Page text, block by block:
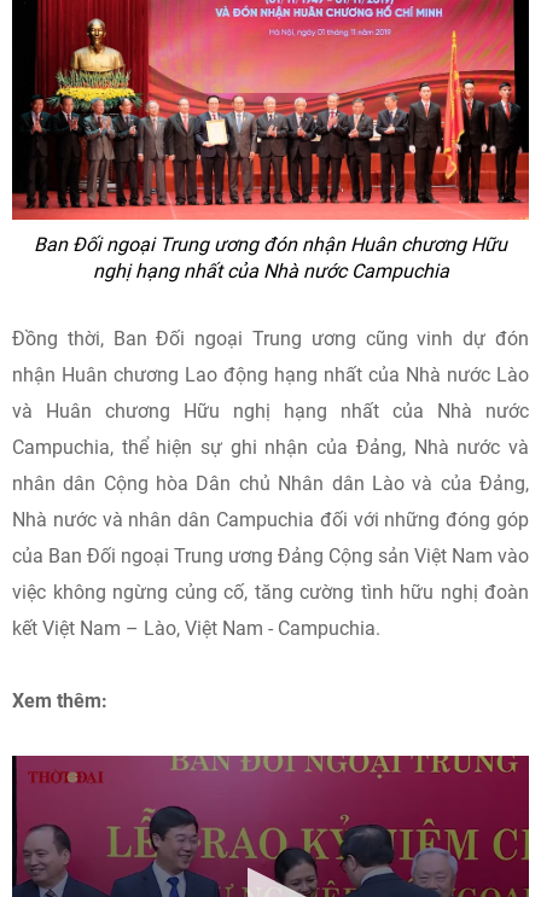
Ban Đối ngoại Trung ương đón nhận Huân chương Hữu
nghị hạng nhất của Nhà nước Campuchia
Đồng thời, Ban Đối ngoại Trung ương cũng vinh dự đón
nhận Huân chương Lao động hạng nhất của Nhà nước Lào
và Huân chương Hữu nghị hạng nhất của Nhà nước
Campuchia, thể hiện sự ghi nhận của Đảng, Nhà nước và
nhân dân Cộng hòa Dân chủ Nhân dân Lào và của Đảng,
Nhà nước và nhân dân Campuchia đối với những đóng góp
của Ban Đối ngoại Trung ương Đảng Cộng sản Việt Nam vào
việc không ngừng củng cố, tăng cường tình hữu nghị đoàn
kết Việt Nam – Lào, Việt Nam - Campuchia.
Xem thêm: